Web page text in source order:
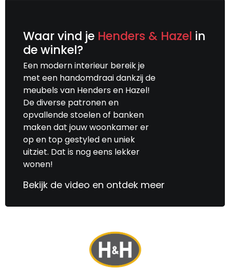
Waar vind je Henders & Hazel in
de winkel?
Een modern interieur bereik je
met een handomdraai dankzij de
meubels van Henders en Hazel!
De diverse patronen en
opvallende stoelen of banken
maken dat jouw woonkamer er
op en top gestyled en uniek
uitziet. Dat is nog eens lekker
wonen!
Bekijk de video en ontdek meer